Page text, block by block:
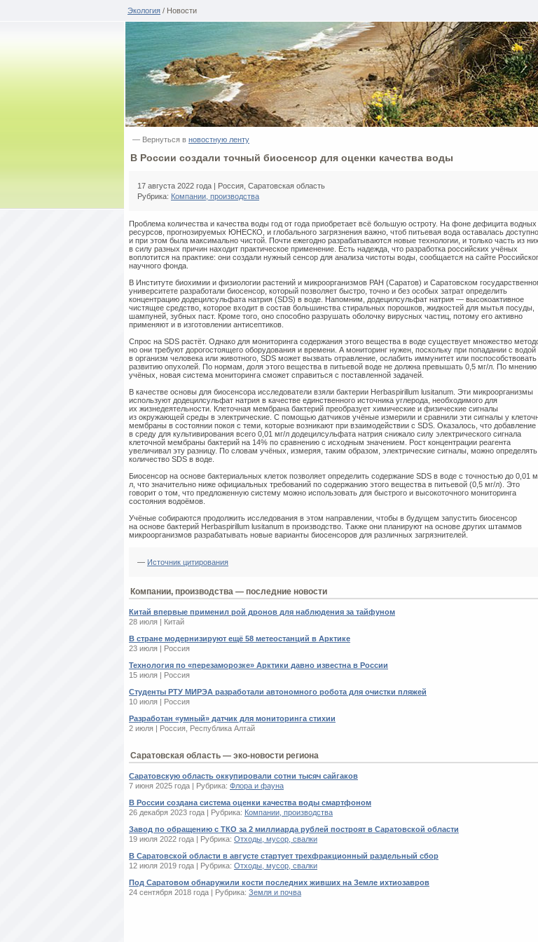
Экология / Новости
— Вернуться в новостную ленту
В России создали точный биосенсор для оценки качества воды
17 августа 2022 года | Россия, Саратовская область
Рубрика: Компании, производства
Проблема количества и качества воды год от года приобретает всё большую остроту. На фоне дефицита водных
ресурсов, прогнозируемых ЮНЕСКО, и глобального загрязнения важно, чтоб питьевая вода оставалась
и при этом была максимально чистой. Почти ежегодно разрабатываются новые технологии, и только часть из них
в силу разных причин находит практическое применение. Есть надежда, что разработка российских учёных
воплотится на практике: они создали нужный сенсор для анализа чистоты воды, сообщается на сайте
научного фонда.
В Институте биохимии и физиологии растений и микроорганизмов РАН (Саратов) и Саратовском
университете разработали биосенсор, который позволяет быстро, точно и без особых затрат определить
концентрацию додецилсульфата натрия (SDS) в воде. Напомним, додецилсульфат натрия — высокоактивное
чистящее средство, которое входит в состав большинства стиральных порошков, жидкостей для мытья посуды,
шампуней, зубных паст. Кроме того, оно способно разрушать оболочку вирусных частиц, потому его активно
применяют и в изготовлении антисептиков.
Спрос на SDS растёт. Однако для мониторинга содержания этого вещества в воде существует множество
но они требуют дорогостоящего оборудования и времени. А мониторинг нужен, поскольку при попадании с водой
в организм человека или животного, SDS может вызвать отравление, ослабить иммунитет или поспособствовать
развитию опухолей. По нормам, доля этого вещества в питьевой воде не должна превышать 0,5 мг/л. По мнению
учёных, новая система мониторинга сможет справиться с поставленной задачей.
В качестве основы для биосенсора исследователи взяли бактерии Herbaspirillum lusitanum. Эти микроорганизмы
используют додецилсульфат натрия в качестве единственного источника углерода, необходимого для
их жизнедеятельности. Клеточная мембрана бактерий преобразует химические и физические сигналы
из окружающей среды в электрические. С помощью датчиков учёные измерили и сравнили эти сигналы у
мембраны в состоянии покоя с теми, которые возникают при взаимодействии с SDS. Оказалось, что добавление
в среду для культивирования всего 0,01 мг/л додецилсульфата натрия снижало силу электрического сигнала
клеточной мембраны бактерий на 14% по сравнению с исходным значением. Рост концентрации реагента
увеличивал эту разницу. По словам учёных, измеряя, таким образом, электрические сигналы, можно определять
количество SDS в воде.
Биосенсор на основе бактериальных клеток позволяет определить содержание SDS в воде с точностью до 0,01
л, что значительно ниже официальных требований по содержанию этого вещества в питьевой (0,5 мг/л). Это
говорит о том, что предложенную систему можно использовать для быстрого и высокоточного мониторинга
состояния водоёмов.
Учёные собираются продолжить исследования в этом направлении, чтобы в будущем запустить биосенсор
на основе бактерий Herbaspirillum lusitanum в производство. Также они планируют на основе других штаммов
микроорганизмов разрабатывать новые варианты биосенсоров для различных загрязнителей.
— Источник цитирования
Компании, производства — последние новости
Китай впервые применил рой дронов для наблюдения за тайфуном
28 июля | Китай
В стране модернизируют ещё 58 метеостанций в Арктике
23 июля | Россия
Технология по «перезаморозке» Арктики давно известна в России
15 июля | Россия
Студенты РТУ МИРЭА разработали автономного робота для очистки пляжей
10 июля | Россия
Разработан «умный» датчик для мониторинга стихии
2 июля | Россия, Республика Алтай
Саратовская область — эко-новости региона
Саратовскую область оккупировали сотни тысяч сайгаков
7 июня 2025 года | Рубрика: Флора и фауна
В России создана система оценки качества воды смартфоном
26 декабря 2023 года | Рубрика: Компании, производства
Завод по обращению с ТКО за 2 миллиарда рублей построят в Саратовской области
19 июля 2022 года | Рубрика: Отходы, мусор, свалки
В Саратовской области в августе стартует трехфракционный раздельный сбор
12 июля 2019 года | Рубрика: Отходы, мусор, свалки
Под Саратовом обнаружили кости последних живших на Земле ихтиозавров
24 сентября 2018 года | Рубрика: Земля и почва